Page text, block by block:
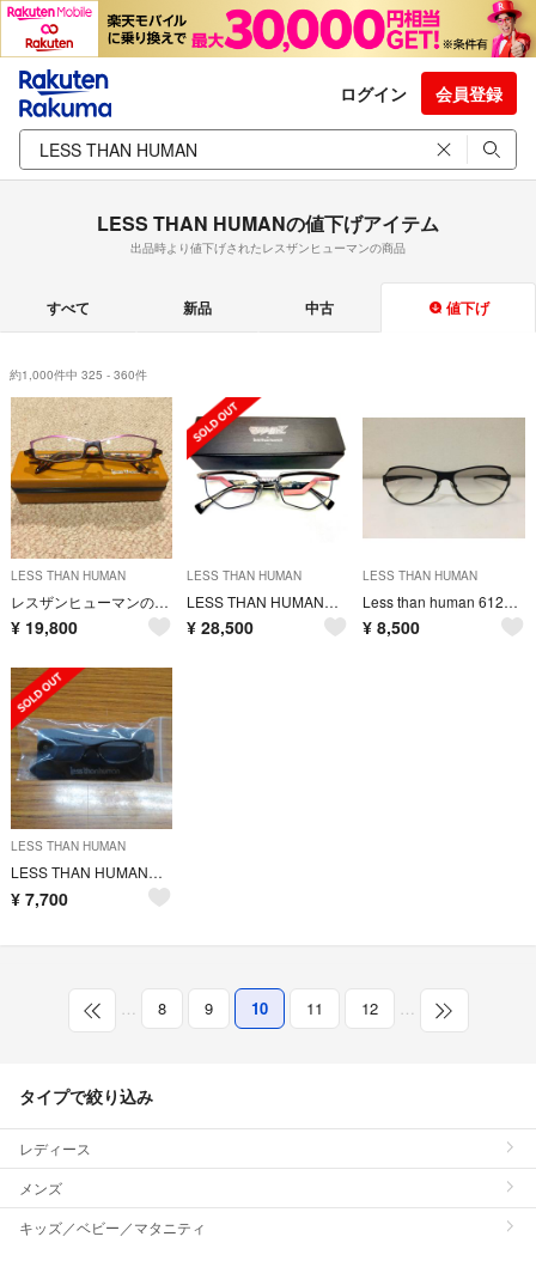
ログイン 会員登録
LESS THAN HUMANの値下げアイテム
出品時より値下げされたレスザンヒューマンの商品
すべて 新品 中古 値下げ
約1,000件中 325 - 360件
LESS THAN HUMAN
レスザンヒューマンのメガネ！
¥ 19,800
LESS THAN HUMAN
LESS THAN HUMAN レスザンヒューマン メガネ マジンガーZ
¥ 28,500
LESS THAN HUMAN
Less than human 612no-0 col.195M サングラス
¥ 8,500
LESS THAN HUMAN
LESS THAN HUMAN ウルトラマン バルタン レスザンヒューマン
¥ 7,700
… 8 9 10 11 12 …
タイプで絞り込み
レディース
メンズ
キッズ／ベビー／マタニティ